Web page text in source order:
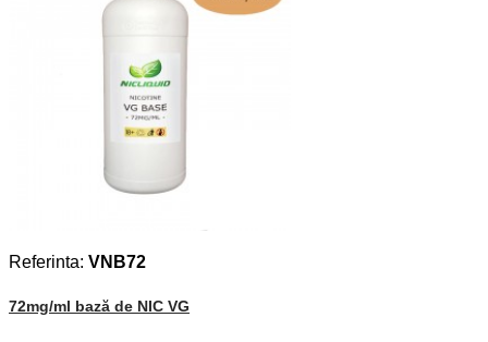
Referinta: VNB72
72mg/ml bază de NIC VG